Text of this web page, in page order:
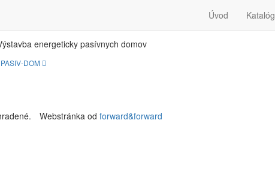
Úvod Katalóg
energeticky pasívnych domov
PASIV-DOM
Webstránka od forward&forward